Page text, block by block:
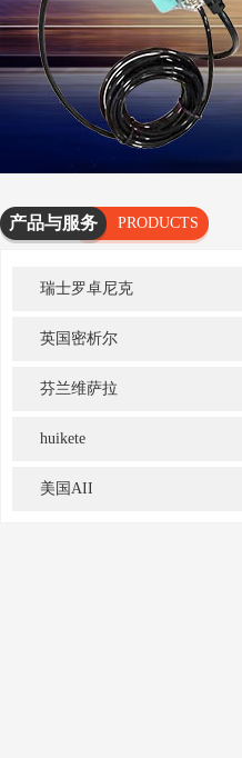
产品与服务
PRODUCTS
SERVICES
瑞士罗卓尼克
英国密析尔
芬兰维萨拉
huikete
美国AII